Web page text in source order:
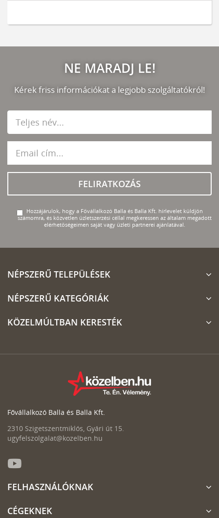
NE MARADJ LE!
Kérek friss információkat a legjobb szolgáltatókról!
FELIRATKOZÁS
Hozzájárulok, hogy a Fővállalkozó Balla és Balla Kft. hírlevelet küldjön
számomra, és közvetlen üzletszerzési céllal megkeressen az általam megadott
elérhetőségeimen saját vagy üzleti partnerei ajánlatával.
NÉPSZERŰ TELEPÜLÉSEK
NÉPSZERŰ KATEGÓRIÁK
KÖZELMÚLTBAN KERESTÉK
Fővállalkozó Balla és Balla Kft.
2310 Szigetszentmiklós, Gyári út 15.
ugyfelszolgalat@kozelben.hu
FELHASZNÁLÓKNAK
CÉGEKNEK